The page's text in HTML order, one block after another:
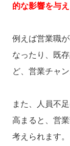
的な影響を与
例えば営業職
なったり、既
ど、営業チャ
また、人員不
高まると、営
考えられます。